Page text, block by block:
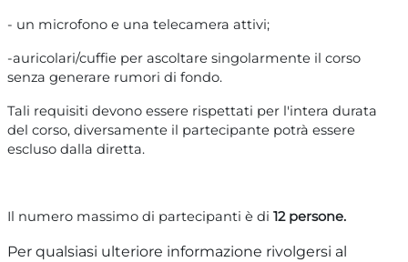
- un microfono e una telecamera attivi;
-auricolari/cuffie per ascoltare singolarmente il corso
senza generare rumori di fondo.
Tali requisiti devono essere rispettati per l'intera durata
del corso, diversamente il partecipante potrà essere
escluso dalla diretta.
Il numero massimo di partecipanti è di 12 persone.
Per qualsiasi ulteriore informazione rivolgersi al